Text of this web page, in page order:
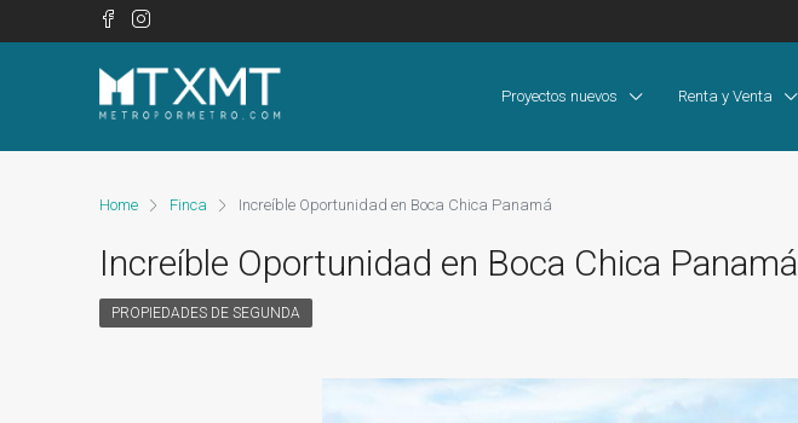
Proyectos nuevos Renta y Venta
Home Finca Increíble Oportunidad en Boca Chica Panamá
Increíble Oportunidad en Boca Chica Panamá
PROPIEDADES DE SEGUNDA